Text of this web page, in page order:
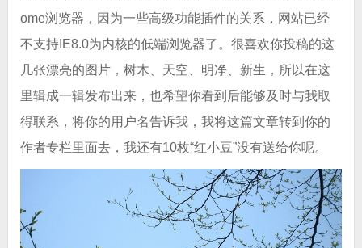
ome浏览器，因为一些高级功能插件的关系，网站已经
不支持IE8.0为内核的低端浏览器了。很喜欢你投稿的这
几张漂亮的图片，树木、天空、明净、新生，所以在这
里辑成一辑发布出来，也希望你看到后能够及时与我取
得联系，将你的用户名告诉我，我将这篇文章转到你的
作者专栏里面去，我还有10枚“红小豆”没有送给你呢。